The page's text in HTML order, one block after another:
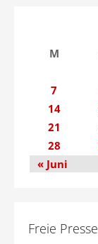
M
7
14
21
28
« Juni
Freie Presse